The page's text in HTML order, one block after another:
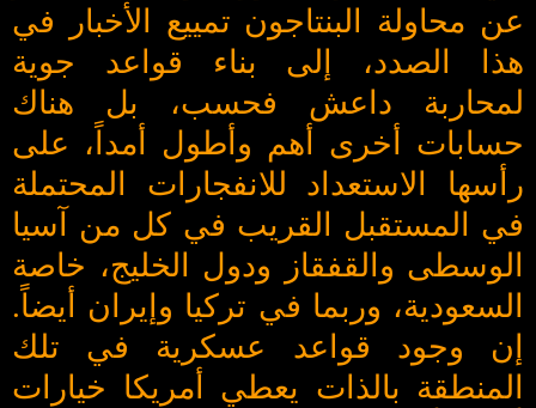
عن محاولة البنتاجون تمييع الأخبار في
هذا الصدد، إلى بناء قواعد جوية
لمحاربة داعش فحسب، بل هناك
حسابات أخرى أهم وأطول أمداً، على
رأسها الاستعداد للانفجارات المحتملة
في المستقبل القريب في كل من آسيا
الوسطى والقفقاز ودول الخليج، خاصة
السعودية، وربما في تركيا وإيران أيضاً.
إن وجود قواعد عسكرية في تلك
المنطقة بالذات يعطي أمريكا خيارات